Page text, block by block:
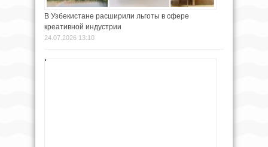
В Узбекистане расширили льготы в сфере
креативной индустрии
24.07.2026 13:10